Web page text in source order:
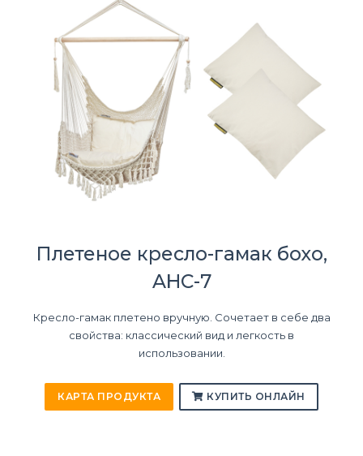
Плетеное кресло-гамак бохо,
AHC-7
Кресло-гамак плетено вручную. Сочетает в себе два
свойства: классический вид и легкость в
использовании.
КАРТА ПРОДУКТА КУПИТЬ ОНЛАЙН